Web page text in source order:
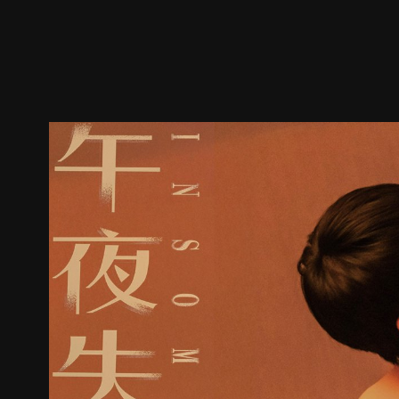
預告 劇照 劇情介紹